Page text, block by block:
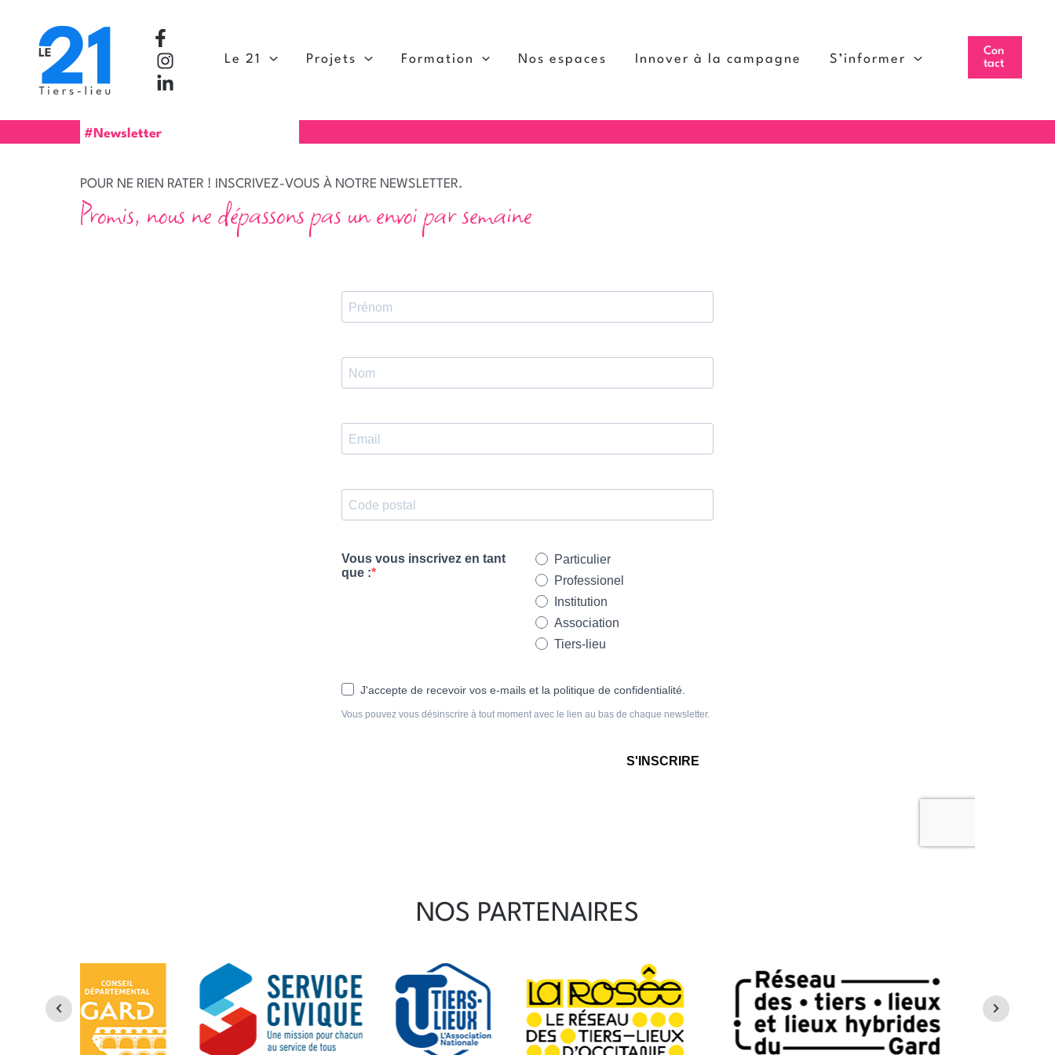
contenu
Le 21 Projets Formation Nos espaces Innover à la campagne S’informer
Con
tact
#Newsletter
POUR NE RIEN RATER ! INSCRIVEZ-VOUS À NOTRE NEWSLETTER.
Promis, nous ne dépassons pas un envoi par semaine
NOS PARTENAIRES